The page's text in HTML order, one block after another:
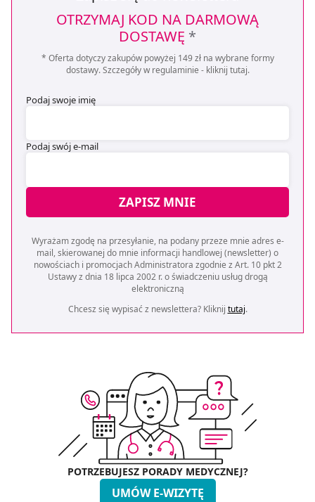
OTRZYMAJ KOD NA DARMOWĄ
DOSTAWĘ *
* Oferta dotyczy zakupów powyżej 149 zł na wybrane formy
dostawy. Szczegóły w regulaminie - kliknij tutaj.
Podaj swoje imię
Podaj swój e-mail
ZAPISZ MNIE
Wyrażam zgodę na przesyłanie, na podany przeze mnie adres e-
mail, skierowanej do mnie informacji handlowej (newsletter) o
nowościach i promocjach Administratora zgodnie z Art. 10 pkt 2
Ustawy z dnia 18 lipca 2002 r. o świadczeniu usług drogą
elektroniczną
Chcesz się wypisać z newslettera? Kliknij tutaj.
POTRZEBUJESZ PORADY MEDYCZNEJ?
UMÓW E-WIZYTĘ